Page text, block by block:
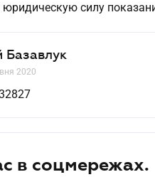
силу
Базавлук
2020
в соцмережах.